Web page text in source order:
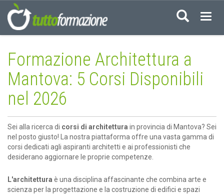
Formazione Architettura a
Mantova: 5 Corsi Disponibili
nel 2026
Sei alla ricerca di corsi di architettura in provincia di Mantova? Sei
nel posto giusto! La nostra piattaforma offre una vasta gamma di
corsi dedicati agli aspiranti architetti e ai professionisti che
desiderano aggiornare le proprie competenze.
L'architettura è una disciplina affascinante che combina arte e
scienza per la progettazione e la costruzione di edifici e spazi